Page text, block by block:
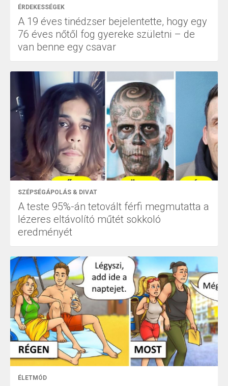
ÉRDEKESSÉGEK
A 19 éves tinédzser bejelentette, hogy egy
76 éves nőtől fog gyereke születni – de
van benne egy csavar
SZÉPSÉGÁPOLÁS & DIVAT
A teste 95%-án tetovált férfi megmutatta a
lézeres eltávolító műtét sokkoló
eredményét
ÉLETMÓD